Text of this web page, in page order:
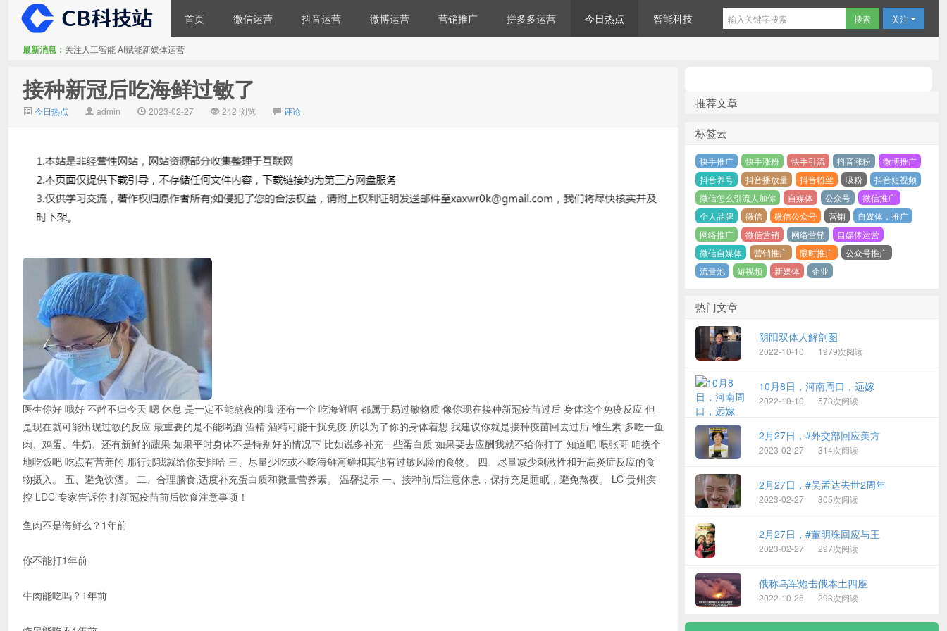
首页 微信运营 抖音运营 微博运营 营销推广 拼多多运营 今日热点 智能科技 关注
最新消息： 关注人工智能 AI赋能新媒体运营
接种新冠后吃海鲜过敏了
今日热点 admin 2023-02-27 242 浏览 评论
医生你好 哦好 不醉不归今天 嗯 休息 是一定不能熬夜的哦 还有一个 吃海鲜啊 都属于易过敏物质 像你现在接种新冠疫苗过后 身体这个免疫反应 但
是现在就可能出现过敏的反应 最重要的是不能喝酒 酒精 酒精可能干扰免疫 所以为了你的身体着想 我建议你就是接种疫苗回去过后 维生素 多吃一鱼
肉、鸡蛋、牛奶、还有新鲜的蔬果 如果平时身体不是特别好的情况下 比如说多补充一些蛋白质 如果要去应酬我就不给你打了 知道吧 喂张哥 咱换个
地吃饭吧 吃点有营养的 那行那我就给你安排哈 三、尽量少吃或不吃海鲜河鲜和其他有过敏风险的食物。 四、尽量减少刺激性和升高炎症反应的食
物摄入。 五、避免饮酒。 二、合理膳食,适度补充蛋白质和微量营养素。 温馨提示 一、接种前后注意休息，保持充足睡眠，避免熬夜。 LC 贵州疾
控 LDC 专家告诉你 打新冠疫苗前后饮食注意事项！
鱼肉不是海鲜么？1年前
你不能打1年前
牛肉能吃吗？1年前
推荐文章
标签云
快手推广 快手涨粉 快手引流 抖音涨粉
微博推广
抖音养号
抖音播放量 抖音粉丝 吸粉
抖音短视频
微信怎么引流人加你
自媒体 公众号
微信推广
个人品牌
微信 微信公众号 营销
自媒体，推广
网络推广
微信营销 网络营销
自媒体运营
微信自媒体
营销推广 限时推广
公众号推广
流量池
短视频 新媒体 企业
热门文章
阴阳双体人解剖图
2022-10-10 1979次阅读
10月8日，河南周口，远嫁
2022-10-10 573次阅读
2月27日，#外交部回应美方
2023-02-27 314次阅读
2月27日，#吴孟达去世2周年
2023-02-27 305次阅读
2月27日，#董明珠回应与王
2023-02-27 297次阅读
俄称乌军炮击俄本土四座
2022-10-26 293次阅读